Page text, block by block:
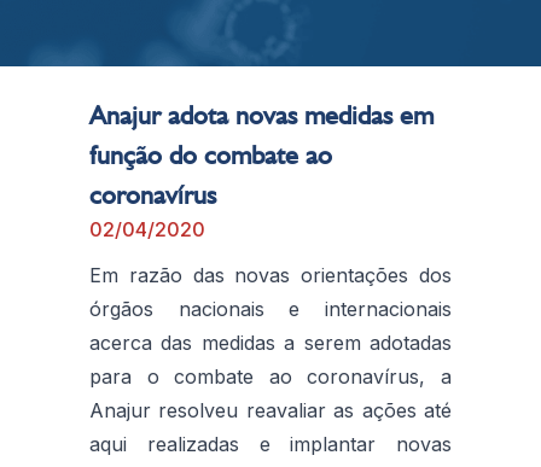
Anajur adota novas medidas em
função do combate ao
coronavírus
02/04/2020
Em razão das novas orientações dos
órgãos nacionais e internacionais
acerca das medidas a serem adotadas
para o combate ao coronavírus, a
Anajur resolveu reavaliar as ações até
aqui realizadas e implantar novas